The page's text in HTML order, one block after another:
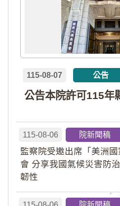
115-08-07 公告
115-08-06 院新聞稿
監察院受邀出席「美洲
會 分享我國氣候災害防
韌性